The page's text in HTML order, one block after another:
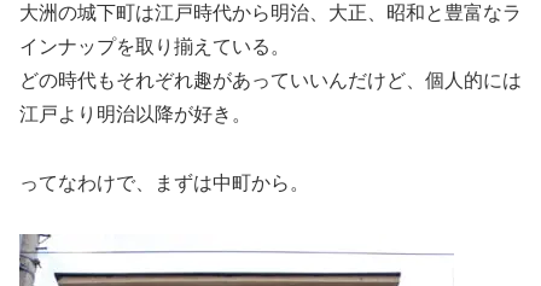
大洲の城下町は江戸時代から明治、大正、昭和と豊富なラ
インナップを取り揃えている。
どの時代もそれぞれ趣があっていいんだけど、個人的には
江戸より明治以降が好き。
ってなわけで、まずは中町から。